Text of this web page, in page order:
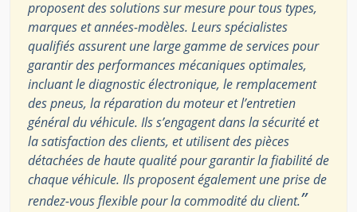
proposent des solutions sur mesure pour tous types,
marques et années-modèles. Leurs spécialistes
qualifiés assurent une large gamme de services pour
garantir des performances mécaniques optimales,
incluant le diagnostic électronique, le remplacement
des pneus, la réparation du moteur et l’entretien
général du véhicule. Ils s’engagent dans la sécurité et
la satisfaction des clients, et utilisent des pièces
détachées de haute qualité pour garantir la fiabilité de
chaque véhicule. Ils proposent également une prise de
rendez-vous flexible pour la commodité du client.”